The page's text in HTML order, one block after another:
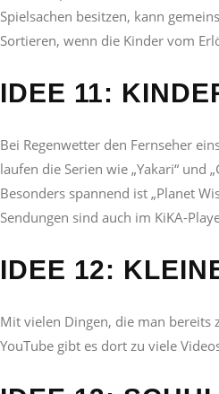
Spielsachen besitzen, kann
Sortieren, wenn die Kinder vom
IDEE 11:
Bei Regenwetter den Fernseher
laufen die Serien wie „Yakari“ und
Besonders spannend ist „Planet
Sendungen sind auch im KiKA-
IDEE 12:
Mit vielen Dingen, die man bereits
YouTube gibt es dort zu viele